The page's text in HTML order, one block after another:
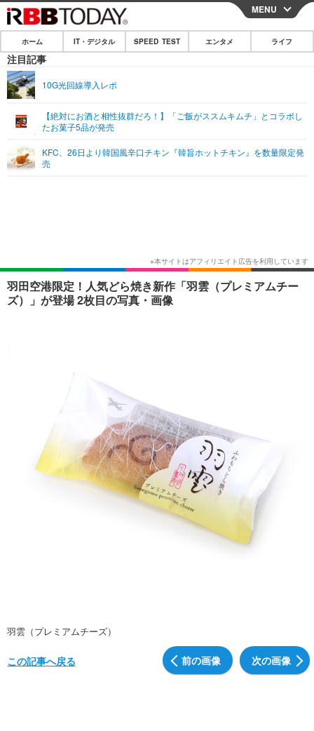
CLOSE
ホーム
IT・デジタル
ネタ
ショッピング その他
エンタメ
ショッピング その他
ライフ
MENU
ホーム IT・デジタル SPEED TEST エンタメ ライフ
注目記事
10G光回線導入レポ
【絶対にお酒と相性抜群だろ！】「ご飯がススムキムチ」とコラボし
たお菓子5品が発売
KFC、26日より韓国風辛口チキン『韓旨ホットチキン』を数量限定発
売
羽田空港限定！人気どら焼き新作「羽雲（プレミアムチー
ズ）」が登場 2枚目の写真・画像
羽雲（プレミアムチーズ）
前の画像 次の画像
この記事へ戻る